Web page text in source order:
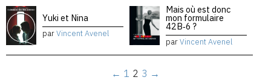
Yuki et Nina
parVincent Avenel
Mais où est donc
mon formulaire
42B‑6 ?
parVincent Avenel
← 1 2 3 →